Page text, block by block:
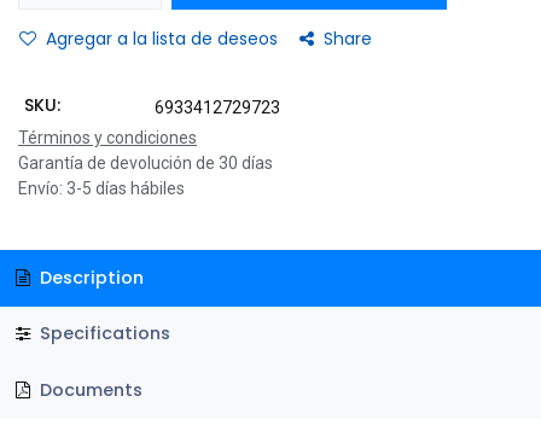
Agregar a la lista de deseos Share
SKU:
6933412729723
Términos y condiciones
Garantía de devolución de 30 días
Envío: 3-5 días hábiles
Description
Specifications
Documents